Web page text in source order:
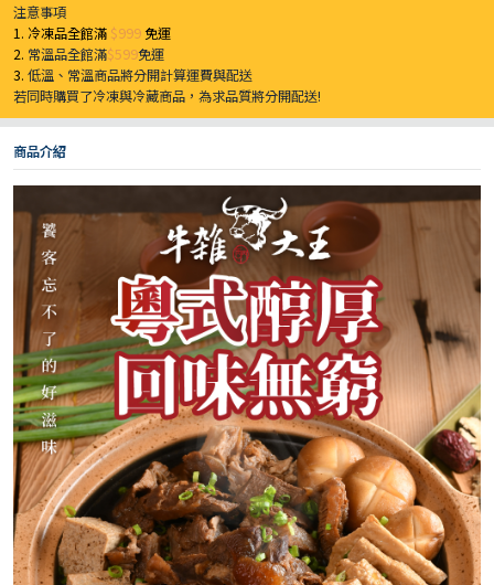
注意事項
1. 冷凍品全館滿 $999免運
2. 常溫品全館滿$599免運
3.低溫、常溫商品將分開計算運費與配送
若同時購買了冷凍與冷藏商品，為求品質將分開配送!
商品介紹